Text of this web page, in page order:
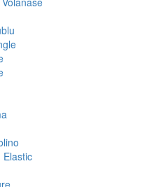
Elastic